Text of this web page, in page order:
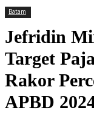
Batam
Jefridin
Target
Rakor
APBD